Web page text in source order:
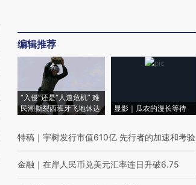
编辑推荐
“入侵”还是“人道危机” 难
民潮撕裂西班牙飞地休达
显影｜瓜农的漫长等待
特稿 ｜ 宇树发行市值610亿 先行者的加速和考验
金融 ｜ 在岸人民币兑美元汇率连日升破6.75